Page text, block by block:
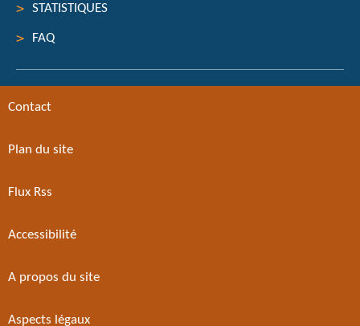
STATISTIQUES
FAQ
Contact
Plan du site
Flux Rss
Accessibilité
A propos du site
Aspects légaux